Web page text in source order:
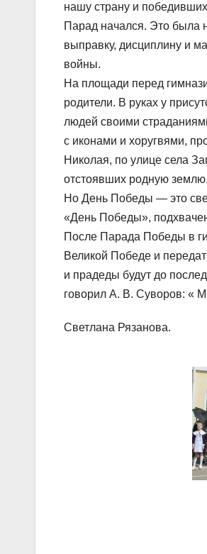
нашу страну и
Парад начался. Это была
выправку, дисциплину и
войны.
На площади перед
родители. В руках у
людей своими
с иконами и хоругвями,
Николая, по улице села
отстоявших родную землю.
Но День Победы — это
«День Победы»,
После Парада Победы в
Великой Победе и
и прадеды будут до
говорил А. В. Суворов: «
Светлана Рязанова.